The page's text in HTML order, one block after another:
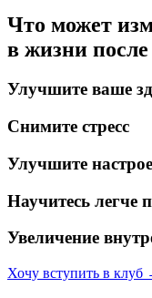
Что может
в жизни
Улучшите ваше
Снимите стресс
Улучшите
Научитесь легче
Увеличение
Хочу вступить в клуб